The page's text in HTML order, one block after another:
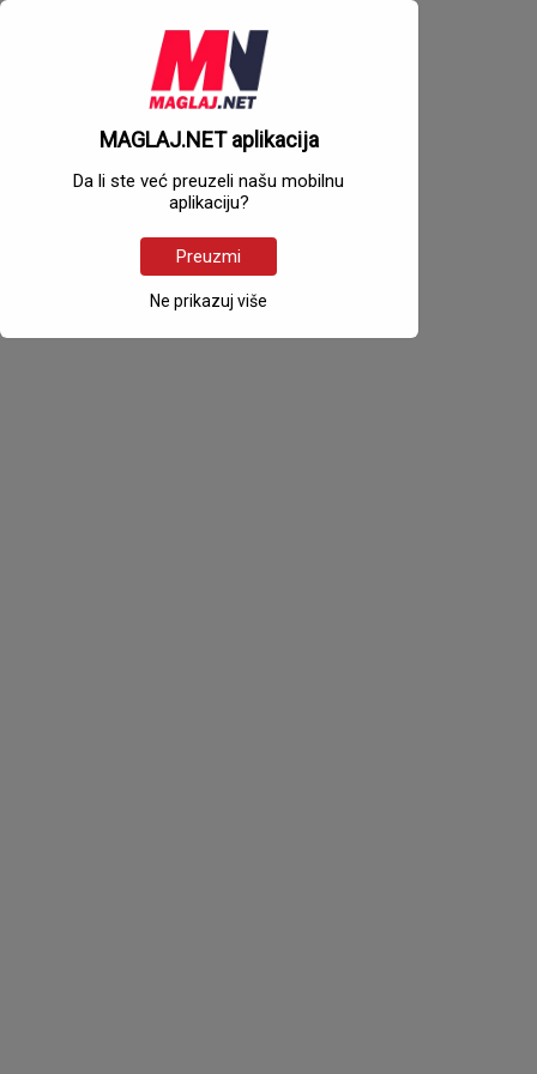
MAGLAJ.NET aplikacija
Da li ste već preuzeli našu mobilnu
aplikaciju?
Preuzmi
Ne prikazuj više